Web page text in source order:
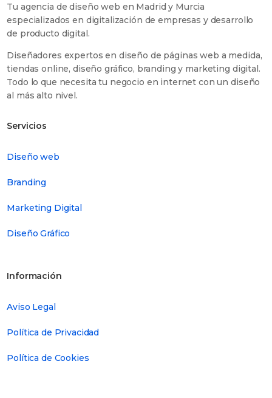
Tu agencia de diseño web en Madrid y Murcia
especializados en digitalización de empresas y desarrollo
de producto digital.
Diseñadores expertos en diseño de páginas web a medida,
tiendas online, diseño gráfico, branding y marketing digital.
Todo lo que necesita tu negocio en internet con un diseño
al más alto nivel.
Servicios
Diseño web
Branding
Marketing Digital
Diseño Gráfico
Información
Aviso Legal
Política de Privacidad
Política de Cookies